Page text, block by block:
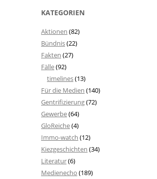
KATEGORIEN
Aktionen (82)
Bündnis(22)
Fakten (27)
Fälle(92)
timelines(13)
Für die Medien (140)
Gentrifizierung(72)
Gewerbe(64)
GloReiche(4)
Immo-watch (12)
Kiezgeschichten (34)
Literatur(6)
Medienecho (189)